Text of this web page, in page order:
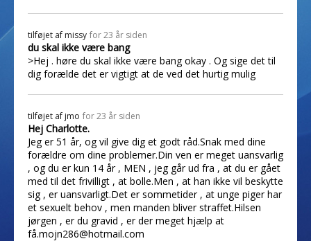
tilføjet af missy for 23 år siden
du skal ikke være bang
>Hej . høre du skal ikke være bang okay . Og sige det til
dig forælde det er vigtigt at de ved det hurtig mulig
tilføjet af jmo for 23 år siden
Hej Charlotte.
Jeg er 51 år, og vil give dig et godt råd.Snak med dine
forældre om dine problemer.Din ven er meget uansvarlig
, og du er kun 14 år , MEN , jeg går ud fra , at du er gået
med til det frivilligt , at bolle.Men , at han ikke vil beskytte
sig , er uansvarligt.Det er sommetider , at unge piger har
et sexuelt behov , men manden bliver straffet.Hilsen
jørgen , er du gravid , er der meget hjælp at
få.mojn286@hotmail.com